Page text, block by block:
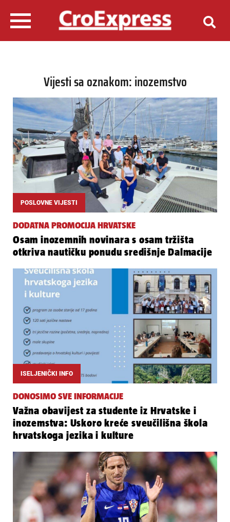
Vijesti sa oznakom: inozemstvo
POSLOVNE VIJESTI
DODATNA PROMOCIJA HRVATSKE
Osam inozemnih novinara s osam tržišta
otkriva nautičku ponudu središnje Dalmacije
ISELJENIČKI INFO
DONOSIMO SVE INFORMACIJE
Važna obavijest za studente iz Hrvatske i
inozemstva: Uskoro kreće sveučilišna škola
hrvatskoga jezika i kulture